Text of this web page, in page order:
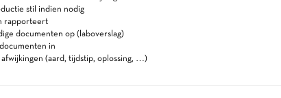
stil indien nodig
rapporteert
documenten op (laboverslag)
in
(aard, tijdstip, oplossing, …)